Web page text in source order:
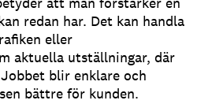
redan har. Det kan handla
eller
aktuella utställningar, där
blir enklare och
bättre för kunden.